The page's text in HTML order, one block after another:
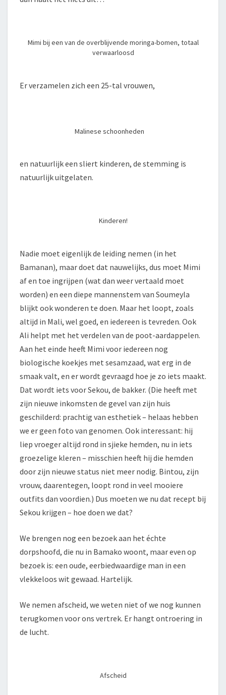
Mimi bij een van de overblijvende moringa-bomen, totaal
verwaarloosd
Er verzamelen zich een 25-tal vrouwen,
Malinese schoonheden
en natuurlijk een sliert kinderen, de stemming is
natuurlijk uitgelaten.
Kinderen!
Nadie moet eigenlijk de leiding nemen (in het
Bamanan), maar doet dat nauwelijks, dus moet Mimi
af en toe ingrijpen (wat dan weer vertaald moet
worden) en een diepe mannenstem van Soumeyla
blijkt ook wonderen te doen. Maar het loopt, zoals
altijd in Mali, wel goed, en iedereen is tevreden. Ook
Ali helpt met het verdelen van de poot-aardappelen.
Aan het einde heeft Mimi voor iedereen nog
biologische koekjes met sesamzaad, wat erg in de
smaak valt, en er wordt gevraagd hoe je zo iets maakt.
Dat wordt iets voor Sekou, de bakker. (Die heeft met
zijn nieuwe inkomsten de gevel van zijn huis
geschilderd: prachtig van esthetiek – helaas hebben
we er geen foto van genomen. Ook interessant: hij
liep vroeger altijd rond in sjieke hemden, nu in iets
groezelige kleren – misschien heeft hij die hemden
door zijn nieuwe status niet meer nodig. Bintou, zijn
vrouw, daarentegen, loopt rond in veel mooiere
outfits dan voordien.) Dus moeten we nu dat recept bij
Sekou krijgen – hoe doen we dat?
We brengen nog een bezoek aan het échte
dorpshoofd, die nu in Bamako woont, maar even op
bezoek is: een oude, eerbiedwaardige man in een
vlekkeloos wit gewaad. Hartelijk.
We nemen afscheid, we weten niet of we nog kunnen
terugkomen voor ons vertrek. Er hangt ontroering in
de lucht.
Afscheid